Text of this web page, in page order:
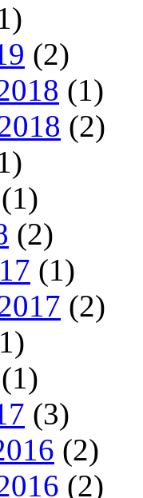
(2)
(1)
(2)
(1)
(2)
(1)
(2)
(1)
(3)
(2)
(2)